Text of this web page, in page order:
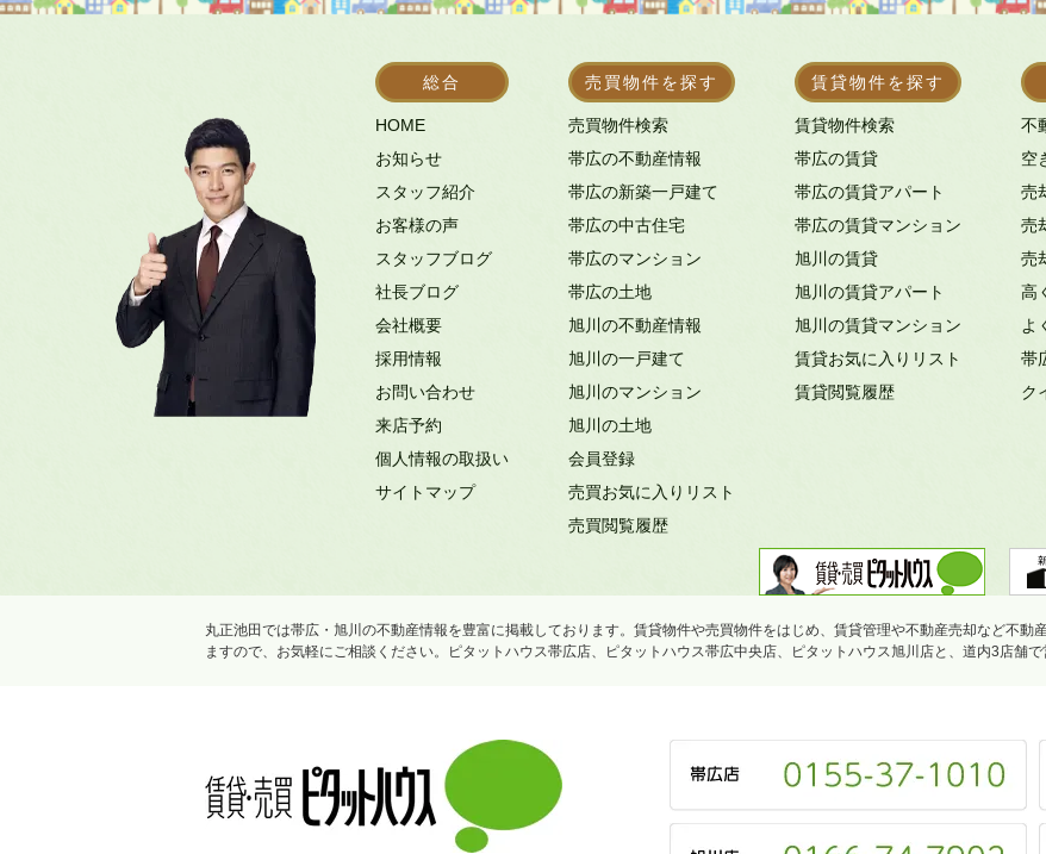
総合
HOME
お知らせ
スタッフ紹介
お客様の声
スタッフブログ
社長ブログ
会社概要
採用情報
お問い合わせ
来店予約
個人情報の取扱い
サイトマップ
売買物件を探す
売買物件検索
帯広の不動産情報
帯広の新築一戸建て
帯広の中古住宅
帯広のマンション
帯広の土地
旭川の不動産情報
旭川の一戸建て
旭川のマンション
旭川の土地
会員登録
売買お気に入りリスト
売買閲覧履歴
賃貸物件を探す
賃貸物件検索
帯広の賃貸
帯広の賃貸アパート
帯広の賃貸マンション
旭川の賃貸
旭川の賃貸アパート
旭川の賃貸マンション
賃貸お気に入りリスト
賃貸閲覧履歴
不
空
売
売
売
高
よ
帯
ク
丸正池田では帯広・旭川の不動産情報を豊富に掲載しております。賃貸物件や売買物件をはじめ、賃貸管理や不動産売却など不動
ますので、お気軽にご相談ください。ピタットハウス帯広店、ピタットハウス帯広中央店、ピタットハウス旭川店と、道内3店舗